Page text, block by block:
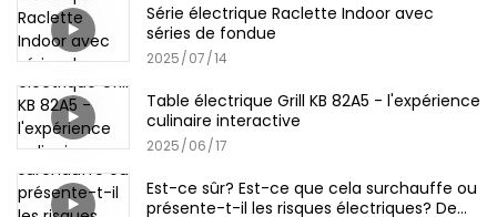
Série électrique Raclette Indoor avec
séries de fondue
2025 07 14
Table électrique Grill KB 82A5 - l'expérience
culinaire interactive
2025 06 17
Est-ce sûr? Est-ce que cela surchauffe ou
présente-t-il les risques électriques? De